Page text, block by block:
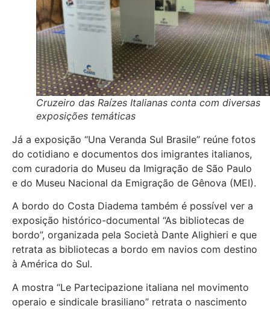
Cruzeiro das Raízes Italianas conta com diversas
exposições temáticas
Já a exposição “Una Veranda Sul Brasile” reúne fotos
do cotidiano e documentos dos imigrantes italianos,
com curadoria do Museu da Imigração de São Paulo
e do Museu Nacional da Emigração de Gênova (MEI).
A bordo do Costa Diadema também é possível ver a
exposição histórico-documental “As bibliotecas de
bordo”, organizada pela Società Dante Alighieri e que
retrata as bibliotecas a bordo em navios com destino
à América do Sul.
A mostra “Le Partecipazione italiana nel movimento
operaio e sindicale brasiliano” retrata o nascimento